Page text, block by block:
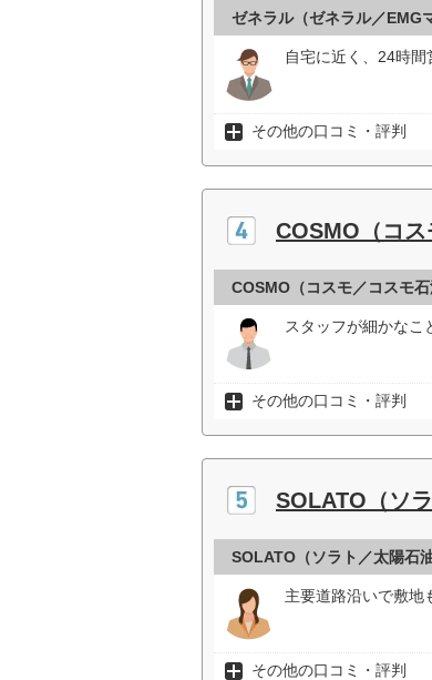
ゼネラル（ゼネラル／EMG
自宅に近く、24時間
その他の口コミ・評判
COSMO（コス
COSMO（コスモ／コスモ
スタッフが細かなこ
その他の口コミ・評判
SOLATO（ソ
SOLATO（ソラト／太陽石
主要道路沿いで敷地
その他の口コミ・評判